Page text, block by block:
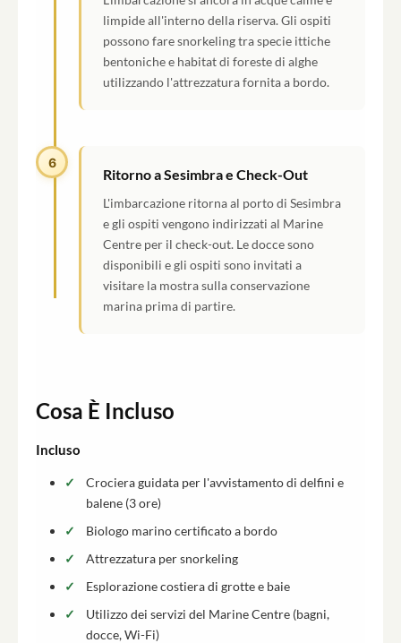
limpide all'interno della riserva. Gli ospiti
possono fare snorkeling tra specie ittiche
bentoniche e habitat di foreste di alghe
utilizzando l'attrezzatura fornita a bordo.
6
Ritorno a Sesimbra e Check-Out
L'imbarcazione ritorna al porto di Sesimbra
e gli ospiti vengono indirizzati al Marine
Centre per il check-out. Le docce sono
disponibili e gli ospiti sono invitati a
visitare la mostra sulla conservazione
marina prima di partire.
Cosa È Incluso
Incluso
Crociera guidata per l'avvistamento di delfini e
balene (3 ore)
Biologo marino certificato a bordo
Attrezzatura per snorkeling
Esplorazione costiera di grotte e baie
Utilizzo dei servizi del Marine Centre (bagni,
docce, Wi-Fi)